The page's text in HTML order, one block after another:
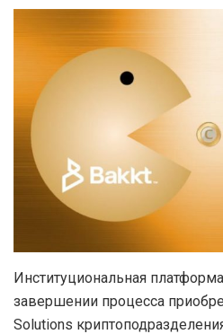
Институциональная
завершении процесса
Solutions